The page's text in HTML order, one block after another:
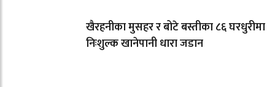
खैरहनीका मुसहर र बोटे बस्तीका ८६ घरधुरीमा
निःशुल्क खानेपानी धारा जडान